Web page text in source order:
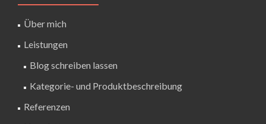
Über mich
Leistungen
Blog schreiben lassen
Kategorie- und Produktbeschreibung
Referenzen